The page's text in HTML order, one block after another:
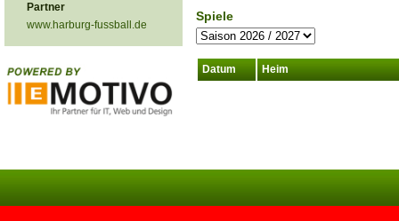
Partner
www.harburg-fussball.de
Spiele
Datum Heim